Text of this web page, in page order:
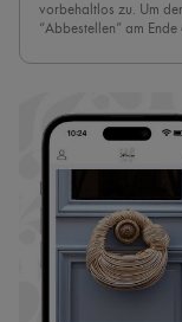
vorbehaltlos zu. Um
“Abbestellen” am